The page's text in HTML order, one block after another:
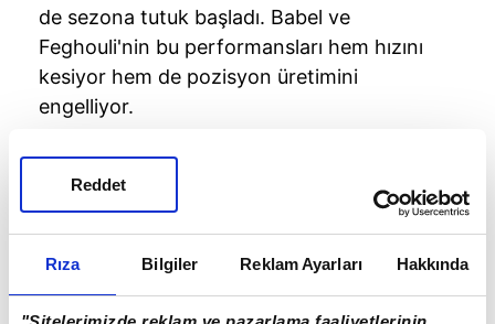
Rıza Bilgiler Reklam Ayarları Hakkında
Reddet
de sezona tutuk başladı. Babel ve
Feghouli'nin bu performansları hem hızını
kesiyor hem de pozisyon üretimini
engelliyor.